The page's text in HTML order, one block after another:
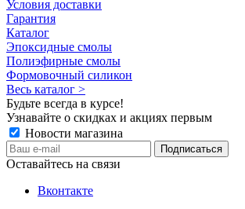
Условия доставки
Гарантия
Каталог
Эпоксидные смолы
Полиэфирные смолы
Формовочный силикон
Весь каталог >
Будьте всегда в курсе!
Узнавайте о скидках и акциях первым
Новости магазина
Оставайтесь на связи
Вконтакте